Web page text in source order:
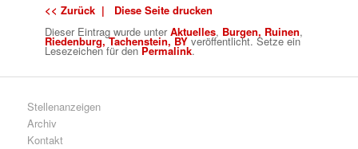
<< Zurück |
Diese Seite drucken
Dieser Eintrag wurdeunterAktuelles, Burgen, Ruinen,
Riedenburg, Tachenstein, BY veröffentlicht. Setze ein
Lesezeichen für den Permalink.
Stellenanzeigen
Archiv
Kontakt